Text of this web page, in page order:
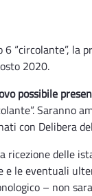
“circolante”,
2020.
possibile
Saranno
con Delibera
ricezione delle
le eventuali
– non